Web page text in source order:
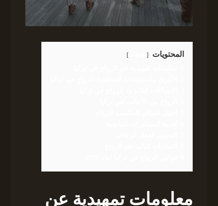
المحتويات
معلومات تمهيدية عن